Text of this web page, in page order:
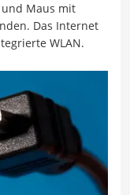
und Maus mit
Das Internet
WLAN.